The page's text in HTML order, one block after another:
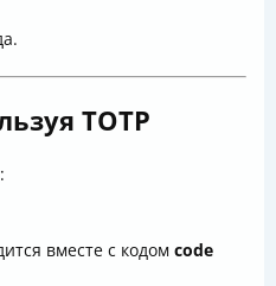
TOTP
вместе с кодом code